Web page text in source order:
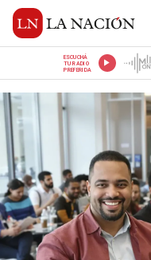
ESCUCHÁ
TU RADIO
PREFERIDA